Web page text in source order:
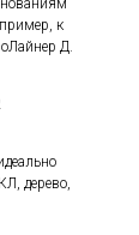
к
Д.
дерево,